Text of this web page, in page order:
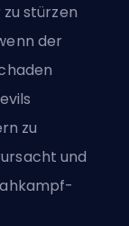
stürzen
der
zu
und